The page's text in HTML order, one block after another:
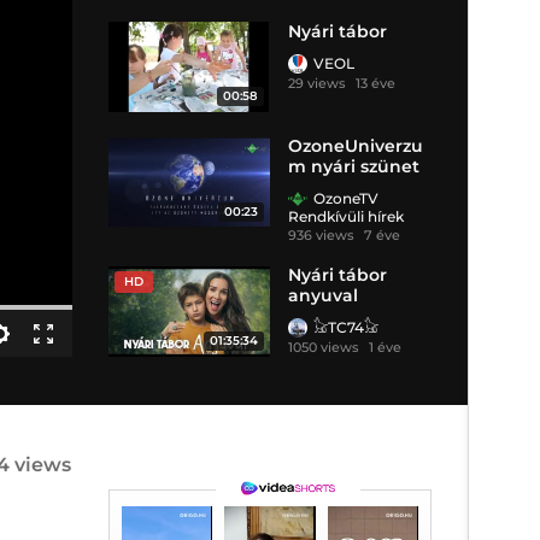
00:58
Nyári tábor
VEOL
29 views 13 éve
00:23
OzoneUniverzu
m nyári szünet
OzoneTV
Rendkívüli hírek
936 views 7 éve
HD
01:35:34
Nyári tábor
anyuval
𓃠TC74𓃠
1050 views 1 éve
views